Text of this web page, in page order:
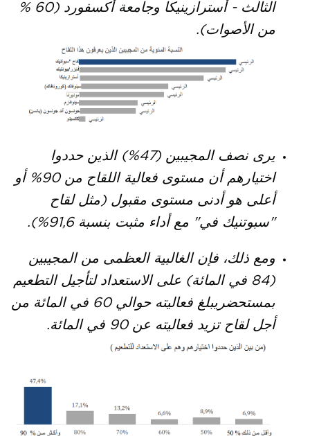
الثالث - أسترازينيكا وجامعة أكسفورد (60 %
من الأصوات).
يرى نصف المجيبين (47%) الذين حددوا
اختيارهم أن مستوى فعالية اللقاح من 90% أو
أعلى هو أدنى مستوى مقبول (مثل لقاح
"سبوتنيك في" مع أداء مثبت بنسبة 91,6%).
ومع ذلك، فإن الغالبية العظمى من المجيبين
(84 في المائة) على الاستعداد لتأجيل التطعيم
بمستحضريبلغ فعاليته حوالي 60 في المائة من
أجل لقاح تزيد فعاليته عن 90 في المائة.